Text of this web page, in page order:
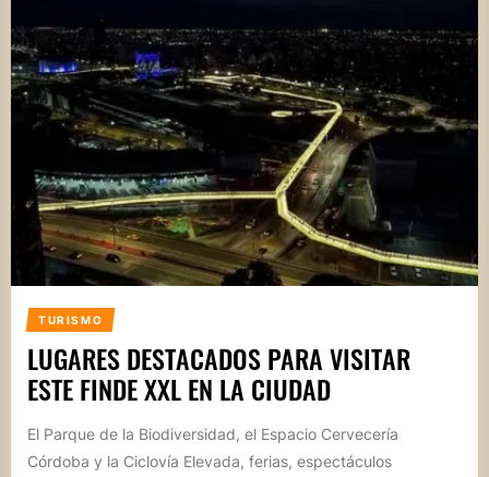
TURISMO
LUGARES DESTACADOS PARA VISITAR
ESTE FINDE XXL EN LA CIUDAD
El Parque de la Biodiversidad, el Espacio Cervecería
Córdoba y la Ciclovía Elevada, ferias, espectáculos